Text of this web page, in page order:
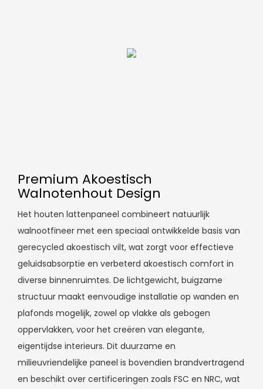
Premium Akoestisch
Walnotenhout Design
Het houten lattenpaneel combineert natuurlijk
walnootfineer met een speciaal ontwikkelde basis van
gerecycled akoestisch vilt, wat zorgt voor effectieve
geluidsabsorptie en verbeterd akoestisch comfort in
diverse binnenruimtes. De lichtgewicht, buigzame
structuur maakt eenvoudige installatie op wanden en
plafonds mogelijk, zowel op vlakke als gebogen
oppervlakken, voor het creëren van elegante,
eigentijdse interieurs. Dit duurzame en
milieuvriendelijke paneel is bovendien brandvertragend
en beschikt over certificeringen zoals FSC en NRC, wat